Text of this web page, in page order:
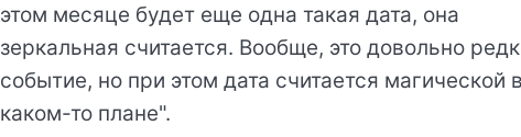
этом месяце будет еще одна такая дата, она
зеркальная считается. Вообще, это довольно
событие, но при этом дата считается магической
каком-то плане".